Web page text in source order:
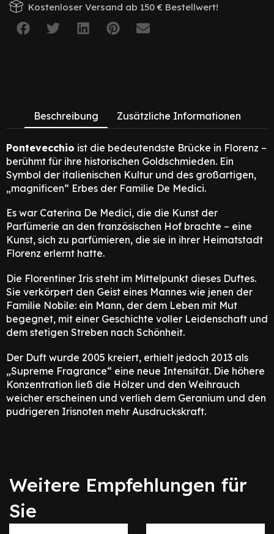
Kostenloser Versand ab 150 € Bestellwert!
Beschreibung Zusätzliche Informationen
Pontevecchio ist die bedeutendste Brücke in Florenz –
berühmt für ihre historischen Goldschmieden. Ein
Symbol der italienischen Kultur und des großartigen,
„magnificen“ Erbes der Familie De Medici.
Es war Caterina De Medici, die die Kunst der
Parfümerie an den französischen Hof brachte – eine
Kunst, sich zu parfümieren, die sie in ihrer Heimatstadt
Florenz erlernt hatte.
Die Florentiner Iris steht im Mittelpunkt dieses Duftes.
Sie verkörpert den Geist eines Mannes wie jenen der
Familie Nobile: ein Mann, der dem Leben mit Mut
begegnet, mit einer Geschichte voller Leidenschaft und
dem stetigen Streben nach Schönheit.
Der Duft wurde 2005 kreiert, erhielt jedoch 2013 als
„Supreme Fragrance“ eine neue Intensität. Die höhere
Konzentration ließ die Hölzer und den Weihrauch
weicher erscheinen und verlieh dem Geranium und den
pudrigeren Irisnoten mehr Ausdruckskraft.
Weitere Empfehlungen für
Sie